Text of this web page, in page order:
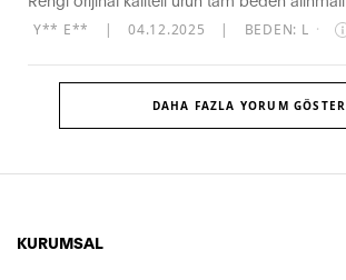
Y** E** | 04.12.2025 | BEDEN: L ·
DAHA FAZLA YORUM GÖSTER
KURUMSAL